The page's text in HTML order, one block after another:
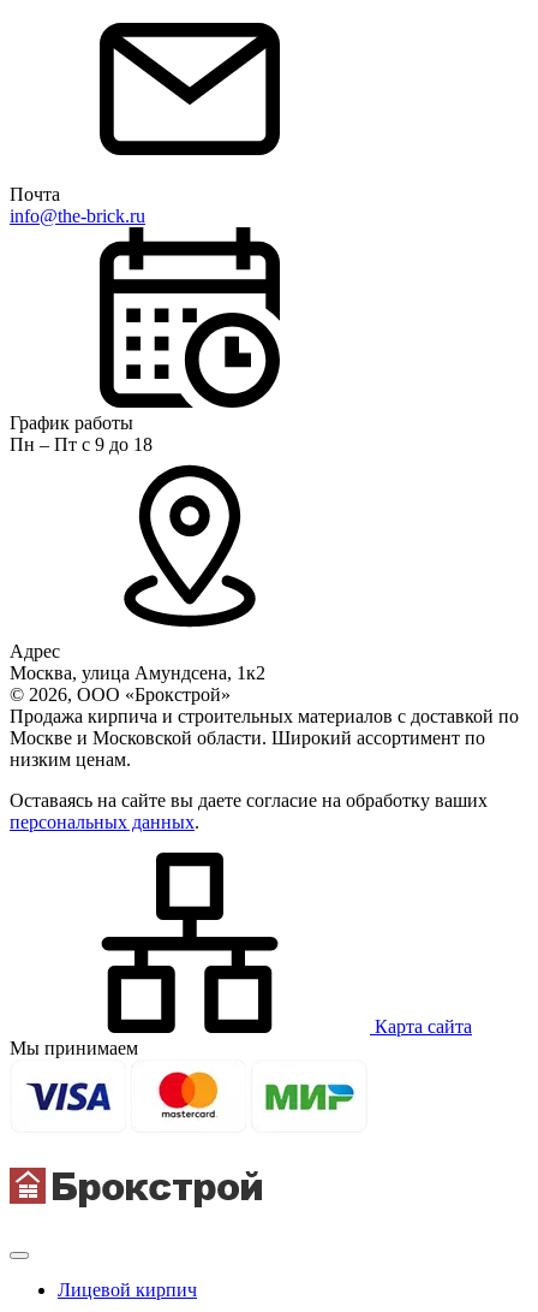
Почта
info@the-brick.ru
График работы
Пн – Пт с 9 до 18
Адрес
Москва, улица Амундсена, 1к2
© 2026, ООО «Брокстрой»
Продажа кирпича и строительных материалов с доставкой по
Москве и Московской области. Широкий ассортимент по
низким ценам.
Оставаясь на сайте вы даете согласие на обработку ваших
персональных данных.
Карта сайта
Мы принимаем
Лицевой кирпич